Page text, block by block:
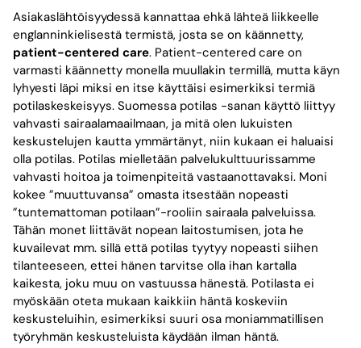
Asiakaslähtöisyydessä kannattaa ehkä lähteä liikkeelle
englanninkielisestä termistä, josta se on käännetty,
patient-centered care. Patient-centered care on
varmasti käännetty monella muullakin termillä, mutta käyn
lyhyesti läpi miksi en itse käyttäisi esimerkiksi termiä
potilaskeskeisyys. Suomessa potilas -sanan käyttö liittyy
vahvasti sairaalamaailmaan, ja mitä olen lukuisten
keskustelujen kautta ymmärtänyt, niin kukaan ei haluaisi
olla potilas. Potilas mielletään palvelukulttuurissamme
vahvasti hoitoa ja toimenpiteitä vastaanottavaksi. Moni
kokee ”muuttuvansa” omasta itsestään nopeasti
”tuntemattoman potilaan”-rooliin sairaala palveluissa.
Tähän monet liittävät nopean laitostumisen, jota he
kuvailevat mm. sillä että potilas tyytyy nopeasti siihen
tilanteeseen, ettei hänen tarvitse olla ihan kartalla
kaikesta, joku muu on vastuussa hänestä. Potilasta ei
myöskään oteta mukaan kaikkiin häntä koskeviin
keskusteluihin, esimerkiksi suuri osa moniammatillisen
työryhmän keskusteluista käydään ilman häntä.